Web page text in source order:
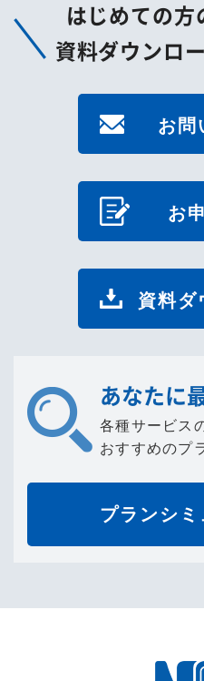
はじめての方
資料ダウンロ
お問
お
資料ダ
あなたに
各種サービス
おすすめのプ
プランシ